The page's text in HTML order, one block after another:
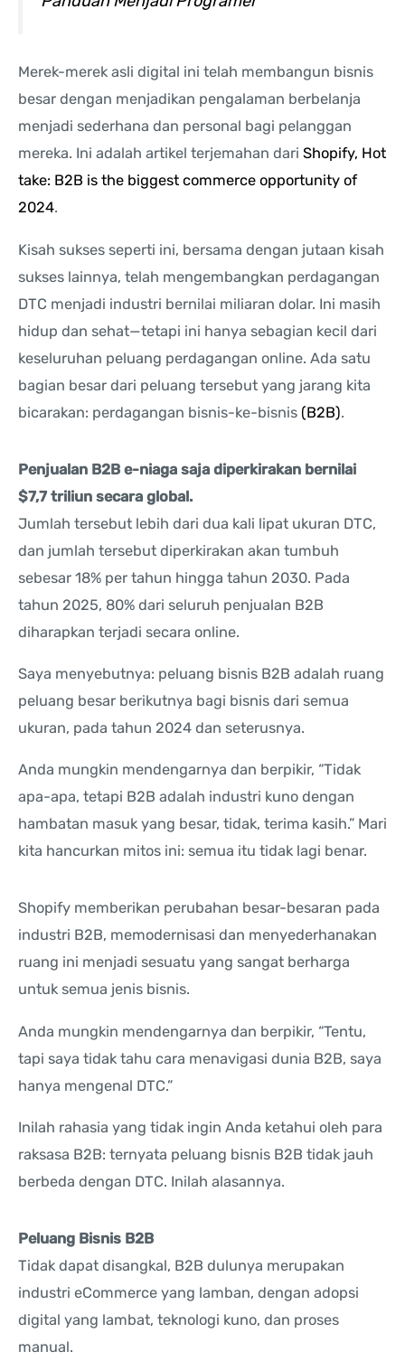
Merek-merek asli digital ini telah membangun bisnis
besar dengan menjadikan pengalaman berbelanja
menjadi sederhana dan personal bagi pelanggan
mereka. Ini adalah artikel terjemahan dari Shopify, Hot
take: B2B is the biggest commerce opportunity of
2024.
Kisah sukses seperti ini, bersama dengan jutaan kisah
sukses lainnya, telah mengembangkan perdagangan
DTC menjadi industri bernilai miliaran dolar. Ini masih
hidup dan sehat—tetapi ini hanya sebagian kecil dari
keseluruhan peluang perdagangan online. Ada satu
bagian besar dari peluang tersebut yang jarang kita
bicarakan: perdagangan bisnis-ke-bisnis (B2B).
Penjualan B2B e-niaga saja diperkirakan bernilai
$7,7 triliun secara global.
Jumlah tersebut lebih dari dua kali lipat ukuran DTC,
dan jumlah tersebut diperkirakan akan tumbuh
sebesar 18% per tahun hingga tahun 2030. Pada
tahun 2025, 80% dari seluruh penjualan B2B
diharapkan terjadi secara online.
Saya menyebutnya: peluang bisnis B2B adalah ruang
peluang besar berikutnya bagi bisnis dari semua
ukuran, pada tahun 2024 dan seterusnya.
Anda mungkin mendengarnya dan berpikir, “Tidak
apa-apa, tetapi B2B adalah industri kuno dengan
hambatan masuk yang besar, tidak, terima kasih.” Mari
kita hancurkan mitos ini: semua itu tidak lagi benar.
Shopify memberikan perubahan besar-besaran pada
industri B2B, memodernisasi dan menyederhanakan
ruang ini menjadi sesuatu yang sangat berharga
untuk semua jenis bisnis.
Anda mungkin mendengarnya dan berpikir, “Tentu,
tapi saya tidak tahu cara menavigasi dunia B2B, saya
hanya mengenal DTC.”
Inilah rahasia yang tidak ingin Anda ketahui oleh para
raksasa B2B: ternyata peluang bisnis B2B tidak jauh
berbeda dengan DTC. Inilah alasannya.
Peluang Bisnis B2B
Tidak dapat disangkal, B2B dulunya merupakan
industri eCommerce yang lamban, dengan adopsi
digital yang lambat, teknologi kuno, dan proses
manual.